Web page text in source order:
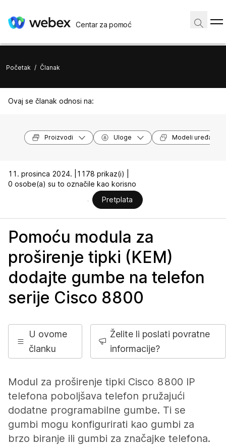
Centar za pomoć
Početak / Članak
Ovaj se članak odnosi na:
Proizvodi Uloge Modeli uređaja
11. prosinca 2024. |
1178 prikaz(i) |
0 osobe(a) su to označile kao korisno
Pretplata
Pomoću modula za
proširenje tipki (KEM)
dodajte gumbe na telefon
serije Cisco 8800
U ovome
članku
Želite li poslati povratne
informacije?
Modul za proširenje tipki Cisco 8800 IP
telefona poboljšava telefon pružajući
dodatne programabilne gumbe. Ti se
gumbi mogu konfigurirati kao gumbi za
brzo biranje ili gumbi za značajke telefona.